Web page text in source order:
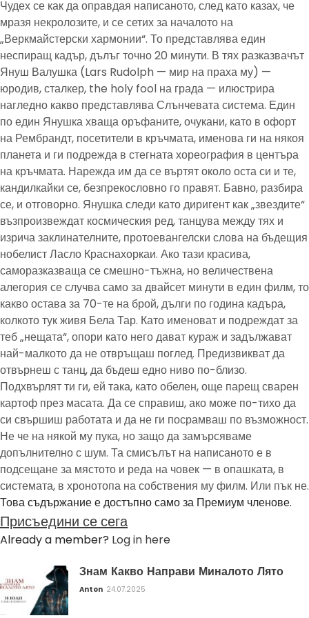
Чудех се как да оправдая написаното, след като казах, че
мразя некролозите, и се сетих за началото на
„Веркмайстерски хармонии“. То представлява един
неспиращ кадър, дълъг точно 20 минути. В тях разказвачът
Януш Валушка (Lars Rudolph — мир на праха му) —
юродив, сталкер, the holy fool на града — илюстрира
нагледно какво представлява Слънчевата система. Един
по един Янушка хваща оръфаните, очукани, като в офорт
на Рембрандт, посетители в кръчмата, именова ги на някоя
планета и ги подрежда в стегната хореография в центъра
на кръчмата. Нарежда им да се въртят около оста си и те,
кандилкайки се, безпрекословно го правят. Бавно, разбира
се, и отговорно. Янушка следи като диригент как „звездите“
възпроизвеждат космическия ред, танцува между тях и
изрича заклинателните, протоевангелски слова на бъдещия
нобелист Ласло Краснахоркаи. Ако тази красива,
саморазказваща се смешно-тъжна, но величествена
алегория се случва само за двайсет минути в един филм, то
какво остава за 70-те на брой, дълги по година кадъра,
колкото тук живя Бела Тар. Като именоват и подреждат за
теб „нещата“, опори като него дават кураж и задължават
най-малкото да не отвръщаш поглед. Предизвикват да
отвърнеш с танц, да бъдеш едно ниво по-близо.
Подхвърлят ти ги, ей така, като обелен, още парещ сварен
картоф през масата. Да се справиш, ако може по-тихо да
си свършиш работата и да не ги посрамваш по възможност.
Не че на някой му пука, но защо да замърсяваме
допълнително с шум. Та смисълът на написаното е в
подсещане за мястото и реда на човек — в опашката, в
системата, в хронотопа на собствения му филм. Или пък не.
Това съдържание е достъпно само за Премиум членове.
Присъедини се сега
Already a member? Log in here
Знам Какво Направи Миналото Лято
Anton 24.07.2025